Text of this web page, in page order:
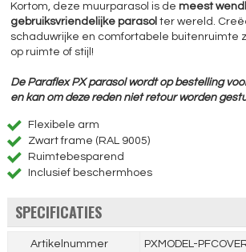
Kortom, deze muurparasol is de meest
gebruiksvriendelijke parasol ter wereld.
schaduwrijke en comfortabele buitenruimte
op ruimte of stijl!
De Paraflex PX parasol wordt op bestelling
en kan om deze reden niet retour worden
Flexibele arm
Zwart frame (RAL 9005)
Ruimtebesparend
Inclusief beschermhoes
SPECIFICATIES
Artikelnummer PXMODEL-